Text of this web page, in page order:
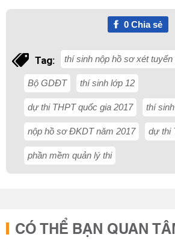
0Chia sẻ
Tag: thí sinh nộp hồ sơ xét tuyến
Bộ GDĐT thí sinh lớp 12
dự thi THPT quốc gia 2017 thí
nộp hồ sơ ĐKDT năm 2017 dự thi
phần mềm quản lý thi
CÓ THỂ BẠN QUAN